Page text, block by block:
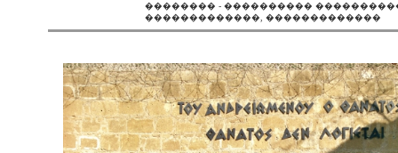
�������� - ����������
�������������, �������������